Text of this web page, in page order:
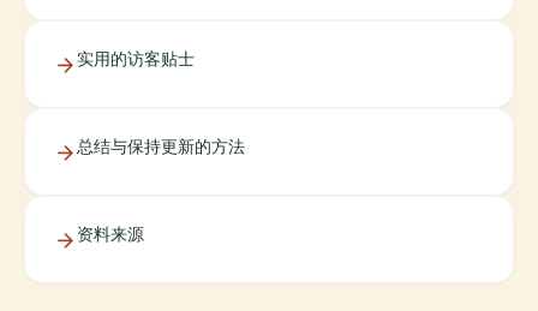
实用的访客贴士
总结与保持更新的方法
资料来源